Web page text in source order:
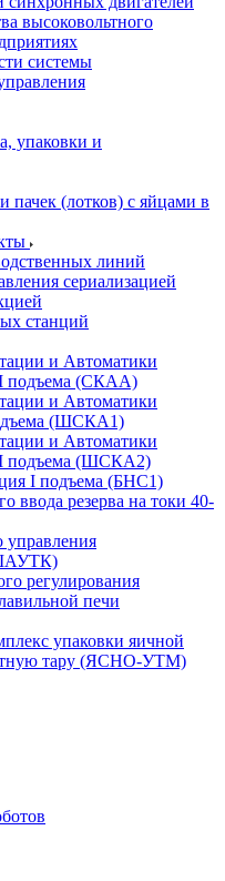
высоковольтного
системы
упаковки и
пачек (лотков) с яйцами в
линий
сериализацией
станций
и Автоматики
подъема (СКАА)
и Автоматики
(ШСКА1)
и Автоматики
подъема (ШСКА2)
I подъема (БНС1)
ввода резерва на токи 40-
управления
регулирования
печи
упаковки яичной
тару (ЯСНО-УТМ)